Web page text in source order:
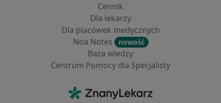
Cennik
Dla lekarzy
Dla placówek medycznych
Noa Notes
nowość
Baza wiedzy
Centrum Pomocy dla Specjalisty
ZnanyLekarz - Strona główna